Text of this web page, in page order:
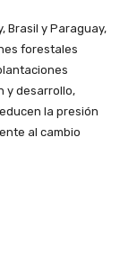
Brasil y Paraguay,
forestales
y desarrollo,
la presión
al cambio